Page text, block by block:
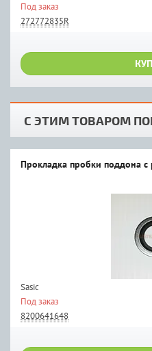
Под заказ
272772835R
С ЭТИМ ТОВАРОМ
Прокладка пробки поддона
Sasic
Под заказ
8200641648